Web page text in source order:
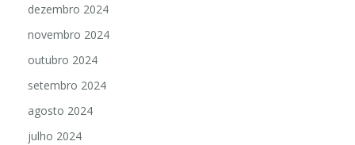
dezembro 2024
novembro 2024
outubro 2024
setembro 2024
agosto 2024
julho 2024